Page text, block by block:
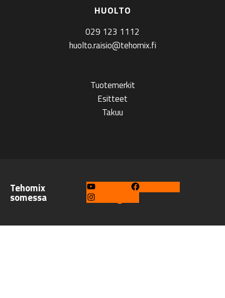
HUOLTO
029 123 1112
huolto.raisio@tehomix.fi
Tuotemerkit
Esitteet
Takuu
Tehomix
somessa